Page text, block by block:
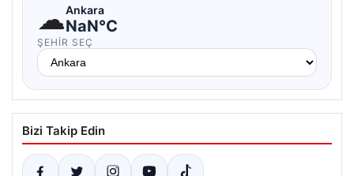
☁Ankara
NaN°C
ŞEHIR SEÇ
Bizi Takip Edin